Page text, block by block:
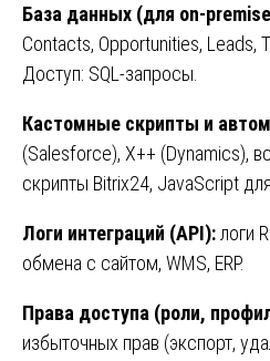
База данных (для on-
Contacts, Opportunities, Leads,
Доступ: SQL-запросы.
Кастомные скрипты и
(Salesforce), X++ (Dynamics),
скрипты Bitrix24, JavaScript
Логи интеграций (API): логи
обмена с сайтом, WMS, ERP.
Права доступа (роли,
избыточных прав (экспорт,